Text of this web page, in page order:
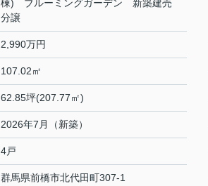
棟) ブルーミングガーデン 新築建売
分譲
2,990万円
107.02㎡
62.85坪(207.77㎡)
2026年7月（新築）
4戸
群馬県前橋市北代田町307-1